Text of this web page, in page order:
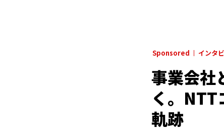
Sponsored インタ
事業会社
く。NTT
軌跡